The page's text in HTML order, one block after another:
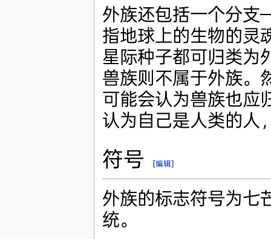
外族还包括一个分
指地球上的生物的灵
星际种子都可归类为
兽族则不属于外族。
可能会认为兽族也应
认为自己是人类的人
符号 [编辑]
外族的标志符号为七
统。